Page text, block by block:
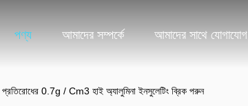
পণ্য আমাদের সম্পর্কে আমাদের সাথে যোগাযোগ
প্রতিরোধের 0.7g / Cm3 হাই অ্যালুমিনা ইনসুলেটিং ব্রিক পরুন